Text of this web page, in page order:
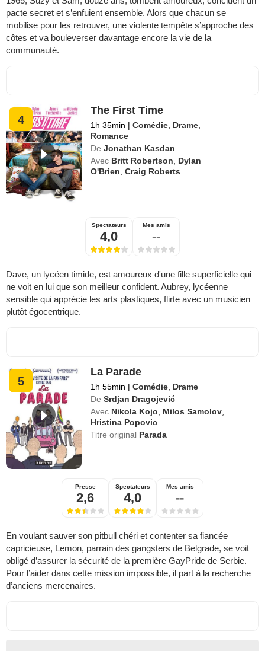
pacte secret et s’enfuient ensemble. Alors que chacun se
mobilise pour les retrouver, une violente tempête s’approche des
côtes et va bouleverser davantage encore la vie de la
communauté.
4
The First Time
1h 35min | Comédie Drame
Romance
De Jonathan Kasdan
Avec Britt Robertson
Dylan
O'Brien ,Craig Roberts
Spectateurs
4,0
Mes amis
--
Dave, un lycéen timide, est amoureux d'une fille superficielle qui
ne voit en lui que son meilleur confident. Aubrey, lycéenne
sensible qui apprécie les arts plastiques, flirte avec un musicien
plutôt égocentrique.
5
La Parade
1h 55min | Comédie Drame
De Srdjan Dragojević
Avec Nikola Kojo Milos Samolov
Hristina Popovic
Titre original Parada
Presse
2,6
Spectateurs
4,0
Mes amis
--
En voulant sauver son pitbull chéri et contenter sa fiancée
capricieuse, Lemon, parrain des gangsters de Belgrade, se voit
obligé d’assurer la sécurité de la première GayPride de Serbie.
Pour l’aider dans cette mission impossible, il part à la recherche
d’anciens mercenaires.